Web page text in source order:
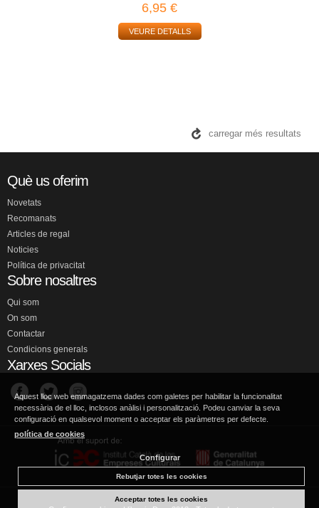
6,95 €
VEURE DETALLS
carregar més resultats
Què us oferim
Novetats
Recomanats
Articles de regal
Noticies
Política de privacitat
Sobre nosaltres
Qui som
On som
Contactar
Condicions generals
Xarxes Socials
Aquest lloc web emmagatzema dades com galetes per habilitar la funcionalitat
necessària de el lloc, inclosos anàlisi i personalització. Podeu canviar la seva
configuració en qualsevol moment o acceptar els paràmetres per defecte.
política de cookies
Configurar
Rebutjar totes les cookies
Acceptar totes les cookies